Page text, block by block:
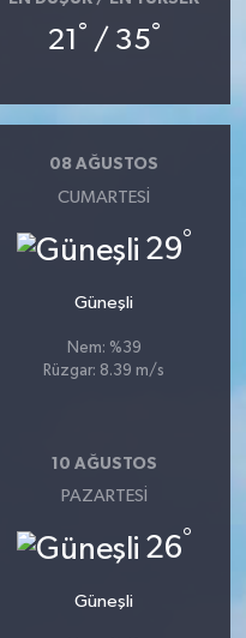
21 ° / 35°
08 AĞUSTOS
CUMARTESI
29°
Güneşli
Nem: %39
Rüzgar: 8.39 m/s
10 AĞUSTOS
PAZARTESI
26°
Güneşli